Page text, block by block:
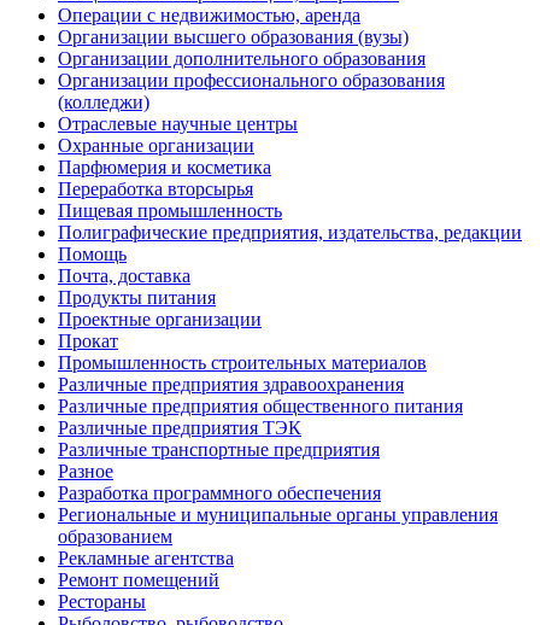
Операции с недвижимостью, аренда
Организации высшего образования (вузы)
Организации дополнительного образования
Организации профессионального образования
(колледжи)
Отраслевые научные центры
Охранные организации
Парфюмерия и косметика
Переработка вторсырья
Пищевая промышленность
Полиграфические предприятия, издательства, редакции
Помощь
Почта, доставка
Продукты питания
Проектные организации
Прокат
Промышленность строительных материалов
Различные предприятия здравоохранения
Различные предприятия общественного питания
Различные предприятия ТЭК
Различные транспортные предприятия
Разное
Разработка программного обеспечения
Региональные и муниципальные органы управления
образованием
Рекламные агентства
Ремонт помещений
Рестораны